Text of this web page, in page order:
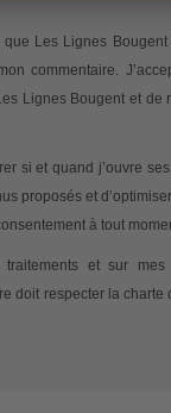
que Les Lignes
commentaire.
Lignes Bougent et de
si et quand j’ouvre
proposés et
à tout
et sur
doit respecter la